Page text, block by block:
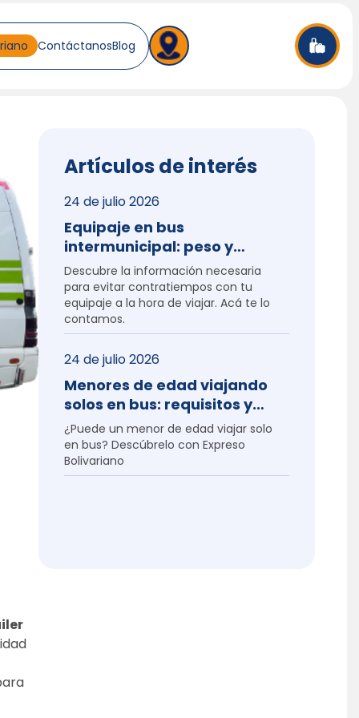
ContáctanosBlog
Artículos de interés
24 de julio 2026
Equipaje en bus
intermunicipal: peso y
medidas
Descubre la información necesaria
para evitar contratiempos con tu
equipaje a la hora de viajar. Acá te lo
contamos.
24 de julio 2026
Menores de edad viajando
solos en bus: requisitos y
permiso
¿Puede un menor de edad viajar solo
en bus? Descúbrelo con Expreso
Bolivariano